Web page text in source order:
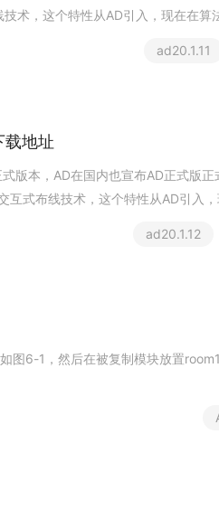
技术 ， 这个特性从AD引 入 ， 现在在算
ad20.1.11
载地址
式版本 ， AD在国内也宣布AD正式版正
互式布线技术 ， 这个特性从AD引 入 ，
ad20.1.12
如图6-1 ， 然后在被复制模块放置room1